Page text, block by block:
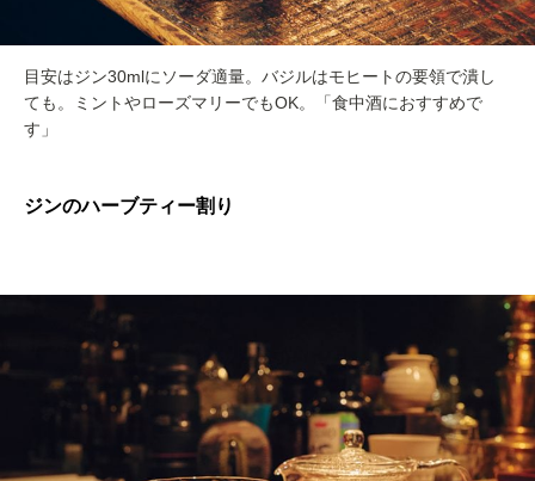
目安はジン30mlにソーダ適量。バジルはモヒートの要領で潰し
ても。ミントやローズマリーでもOK。「食中酒におすすめで
す」
ジンのハーブティー割り